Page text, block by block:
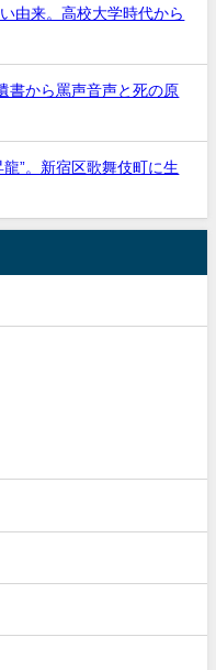
由来。高校大学時代から
書から罵声音声と死の原
”。新宿区歌舞伎町に生